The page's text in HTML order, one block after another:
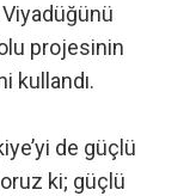
projesinin
kullandı.
de güçlü
ki; güçlü